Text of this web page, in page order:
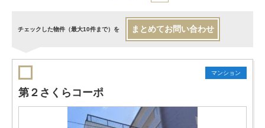
チェックした物件（最大10件まで）を まとめてお問い合わせ
マンション
第２さくらコーポ